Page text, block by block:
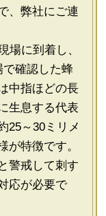
、弊社にご連
場に到着し、
確認した蜂
中指ほどの長
生息する代表
25～30ミリメ
が特徴です。
警戒して刺す
応が必要で